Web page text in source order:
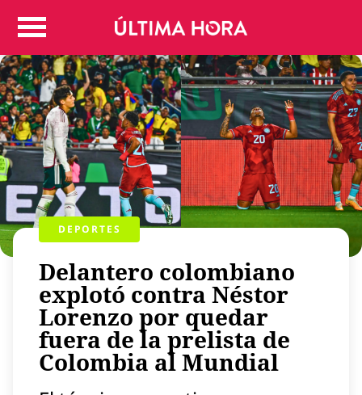
Colombia
Judicial
Politica
Regiones
Deportes
Positivas
Entretenimiento
Vida
Mundo
Virales
Tecnología
Economía
Estilo de vida
Contenido patrocinado
DEPORTES
Delantero colombiano
explotó contra Néstor
Lorenzo por quedar
fuera de la prelista de
Colombia al Mundial